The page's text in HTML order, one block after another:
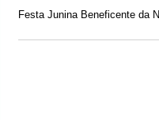
Festa Junina Beneficente da